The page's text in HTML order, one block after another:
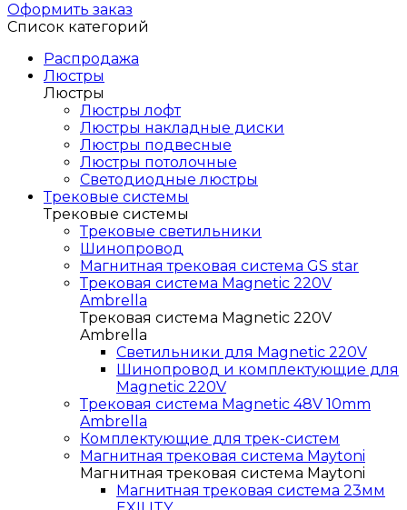
Оформить заказ
Список категорий
Распродажа
Люстры
Люстры
Люстры лофт
Люстры накладные диски
Люстры подвесные
Люстры потолочные
Светодиодные люстры
Трековые системы
Трековые системы
Трековые светильники
Шинопровод
Магнитная трековая система GS star
Трековая система Magnetic 220V
Ambrella
Трековая система Magnetic 220V
Ambrella
Светильники для Magnetic 220V
Шинопровод и комплектующие для
Magnetic 220V
Трековая система Magnetic 48V 10mm
Ambrella
Комплектующие для трек-систем
Магнитная трековая система Maytoni
Магнитная трековая система Maytoni
Магнитная трековая система 23мм